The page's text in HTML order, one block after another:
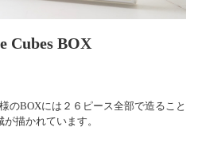
Cubes BOX
のBOXには２６ピース全部で造ること
描かれています。